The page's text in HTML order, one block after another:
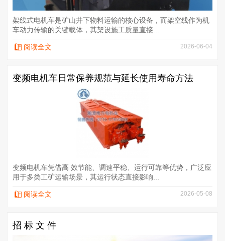
架线式电机车是矿山井下物料运输的核心设备，而架空线作为机
车动力传输的关键载体，其架设施工质量直接...
阅读全文 2026-06-04
变频电机车日常保养规范与延长使用寿命方法
变频电机车凭借高 效节能、调速平稳、运行可靠等优势，广泛应
用于多类工矿运输场景，其运行状态直接影响...
阅读全文 2026-05-08
招 标 文 件